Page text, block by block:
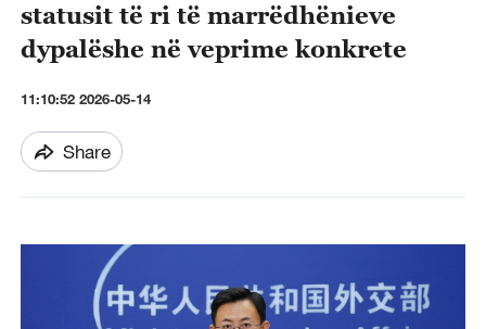
statusit të ri të marrëdhënieve
dypalëshe në veprime konkrete
11:10:52 2026-05-14
Share